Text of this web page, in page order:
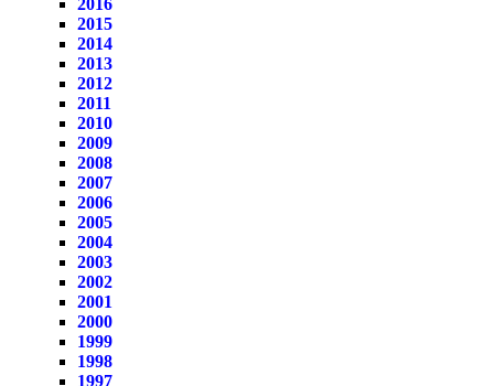
2016
2015
2014
2013
2012
2011
2010
2009
2008
2007
2006
2005
2004
2003
2002
2001
2000
1999
1998
1997